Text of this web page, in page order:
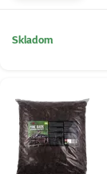
Skladom